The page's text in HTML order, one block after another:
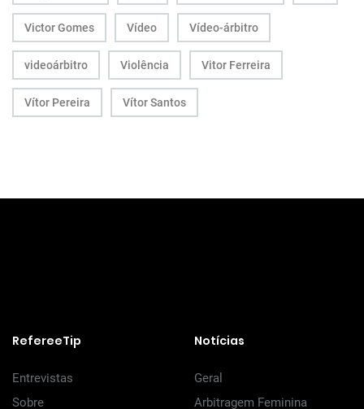
Victor Gomes Vídeo Vídeo-árbitro
videoárbitro Violência Vitor Ferreira
Vítor Pereira Vítor Santos
RefereeTip
Entrevistas
Sobre
Notícias
Geral
Arbitragem Feminina